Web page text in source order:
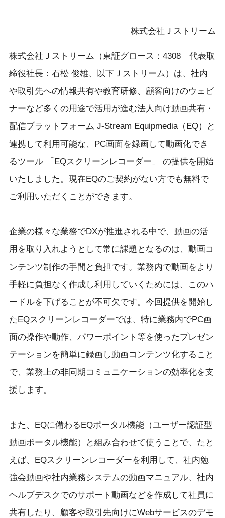
株式会社Ｊストリーム
株式会社Ｊストリーム（東証グロース：4308 代表取
締役社長：石松 俊雄、以下Ｊストリーム）は、社内
や取引先への情報共有や教育研修、顧客向けのウェビ
ナーなど多くの用途で活用が進む法人向け動画共有・
配信プラットフォーム J-Stream Equipmedia（EQ）と
連携して利用可能な、PC画面を録画して動画化でき
るツール 「EQスクリーンレコーダー」 の提供を開始
いたしました。現在EQのご契約がない方でも無料で
ご利用いただくことができます。
企業の様々な業務でDXが推進される中で、動画の活
用を取り入れようとして常に課題となるのは、動画コ
ンテンツ制作の手間と負担です。業務内で動画をより
手軽に負担なく作成し利用していくためには、このハ
ードルを下げることが不可欠です。今回提供を開始し
たEQスクリーンレコーダーでは、特に業務内でPC画
面の操作や動作、パワーポイント等を使ったプレゼン
テーションを簡単に録画し動画コンテンツ化すること
で、業務上の非同期コミュニケーションの効率化を支
援します。
また、EQに備わるEQポータル機能（ユーザー認証型
動画ポータル機能）と組み合わせて使うことで、たと
えば、EQスクリーンレコーダーを利用して、社内勉
強会動画や社内業務システムの動画マニュアル、社内
ヘルプデスクでのサポート動画などを作成して社員に
共有したり、顧客や取引先向けにWebサービスのデモ